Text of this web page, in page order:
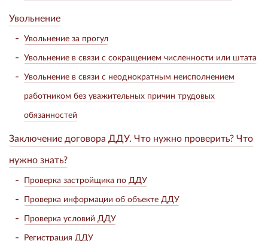
Увольнение
Увольнение за прогул
Увольнение в связи с сокращением численности или штата
Увольнение в связи с неоднократным неисполнением
работником без уважительных причин трудовых
обязанностей
Заключение договора ДДУ. Что нужно проверить? Что
нужно знать?
Проверка застройщика по ДДУ
Проверка информации об объекте ДДУ
Проверка условий ДДУ
Регистрация ДДУ